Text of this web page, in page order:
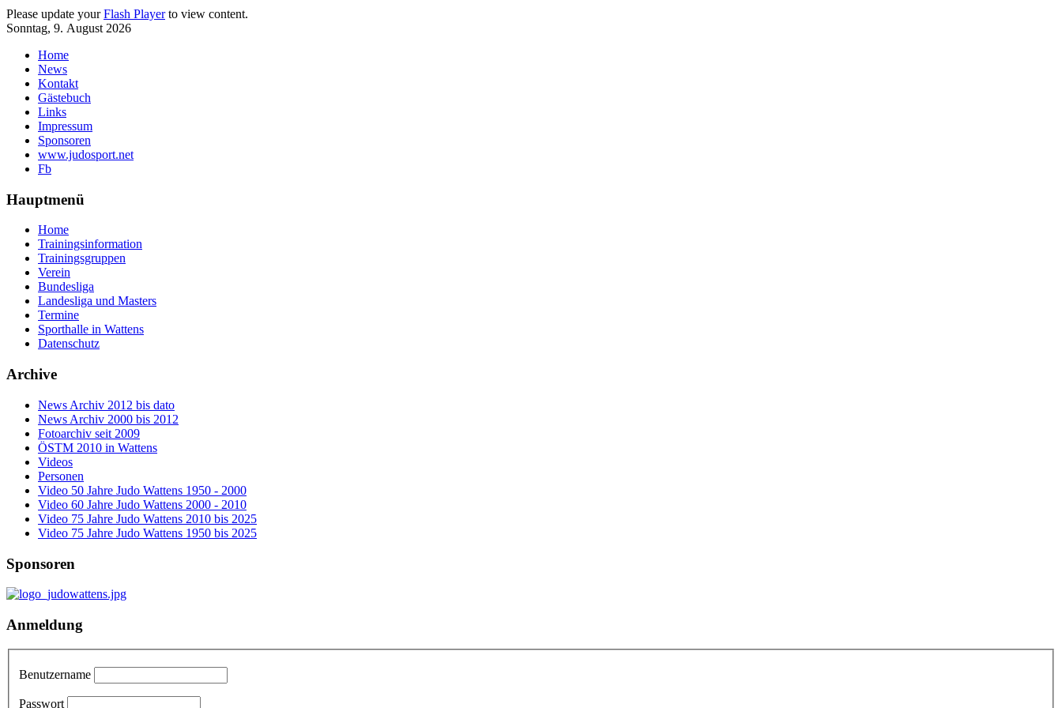
Please update yourFlash Playerto view content.
Sonntag, 9. August 2026
Home
News
Kontakt
Gästebuch
Links
Impressum
Sponsoren
www.judosport.net
Fb
Hauptmenü
Home
Trainingsinformation
Trainingsgruppen
Verein
Bundesliga
Landesliga und Masters
Termine
Sporthalle in Wattens
Datenschutz
Archive
News Archiv 2012 bis dato
News Archiv 2000 bis 2012
Fotoarchiv seit 2009
ÖSTM 2010 in Wattens
Videos
Personen
Video 50 Jahre Judo Wattens 1950 - 2000
Video 60 Jahre Judo Wattens 2000 - 2010
Video 75 Jahre Judo Wattens 2010 bis 2025
Video 75 Jahre Judo Wattens 1950 bis 2025
Sponsoren
Anmeldung
Benutzername
Passwort